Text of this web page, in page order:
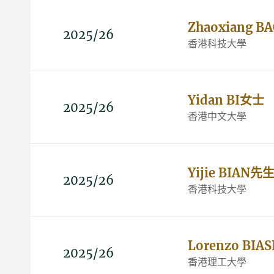
2025/26 Zhaoxiang
香港科技大學
2025/26 Yidan BI女士
香港中文大學
2025/26 Yijie BIAN先生
香港科技大學
2025/26 Lorenzo
香港理工大學